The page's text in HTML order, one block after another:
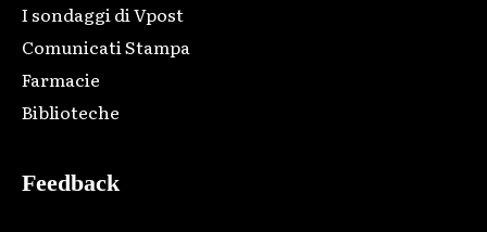
I sondaggi di Vpost
Comunicati Stampa
Farmacie
Biblioteche
Feedback